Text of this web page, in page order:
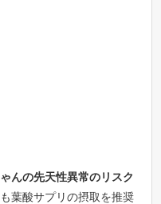
んの先天性異常のリスク
葉酸サプリの摂取を推奨